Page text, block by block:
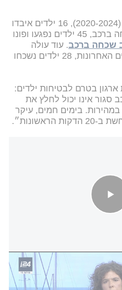
בחמש השנים האחרונות (2020-2024), 16 ילדים איבדו
את חייהם כתוצאה משכחה ברכב, 45 ילדים נפגעו ופונו
שכחה ברכב. עוד עולה
מהנתונים כי בחמש השנים האחרונות, 28 ילדים נשכחו
ארגון בטרם לבטיחות ילדים:
סגור אינו יכול לחלץ את
בימים חמים, עיקר
i24NEWS
לכל אחד והיא מושפעת
דעת או סטרס. הורים